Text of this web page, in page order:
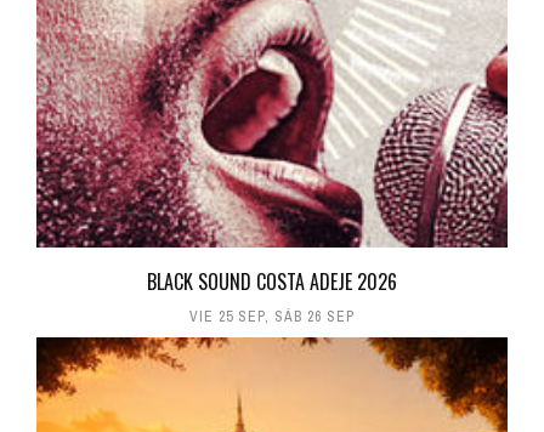
BLACK SOUND COSTA ADEJE 2026
VIE 25 SEP, SÁB 26 SEP